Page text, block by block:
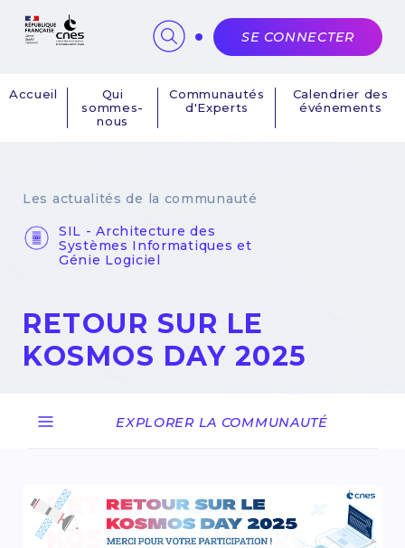
Navigation
Accueil
Qui
sommes-
nous
Communautés
d'Experts
Calendrier des
événements
SE CONNECTER
Les actualités de la communauté
SIL - Architecture des
Systèmes Informatiques et
Génie Logiciel
RETOUR SUR LE
KOSMOS DAY 2025
EXPLORER LA COMMUNAUTÉ